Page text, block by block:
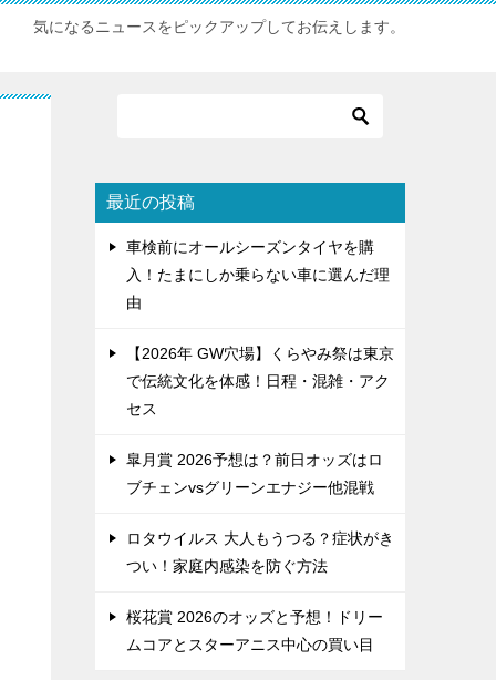
気になるニュースをピックアップしてお伝えします。
最近の投稿
車検前にオールシーズンタイヤを購
入！たまにしか乗らない車に選んだ理
由
【2026年 GW穴場】くらやみ祭は東京
で伝統文化を体感！日程・混雑・アク
セス
皐月賞 2026予想は？前日オッズはロ
ブチェンvsグリーンエナジー他混戦
ロタウイルス 大人もうつる？症状がき
つい！家庭内感染を防ぐ方法
桜花賞 2026のオッズと予想！ドリー
ムコアとスターアニス中心の買い目